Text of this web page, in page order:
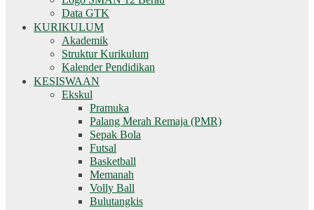
Data GTK
KURIKULUM
Akademik
Struktur Kurikulum
Kalender Pendidikan
KESISWAAN
Ekskul
Pramuka
Palang Merah Remaja (PMR)
Sepak Bola
Futsal
Basketball
Memanah
Volly Ball
Bulutangkis